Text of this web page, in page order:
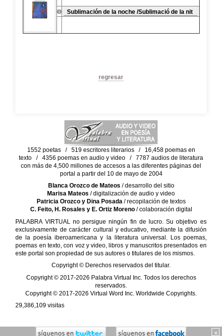
Sublimación de la noche /Sublimació de la nit
regresar
×
1552 poetas / 519 escritores literarios / 16,458 poemas en
texto / 4356 poemas en audio y video / 7787 audios de literatura
con más de 4,500 millones de accesos a las diferentes páginas del
portal a partir del 10 de mayo de 2004
Blanca Orozco de Mateos / desarrollo del sitio
Marisa Mateos / digitalización de audio y video
Patricia Orozco y Dina Posada/ recopilación de textos
C. Feito, H. Rosales y E. Ortiz Moreno/ colaboración digital
PALABRA VIRTUAL no persigue ningún fin de lucro. Su objetivo es
exclusivamente de carácter cultural y educativo, mediante la difusión
de la poesía iberoamericana y la literatura universal. Los poemas,
poemas en texto, con voz y video, libros y manuscritos presentados en
este portal son propiedad de sus autores o titulares de los mismos.
Copyright © Derechos reservados del titular.
Copyright © 2017-2026 Palabra Virtual Inc. Todos los derechos
reservados.
Copyright © 2017-2026 Virtual Word Inc. Worldwide Copyrights.
29,386,109 visitas